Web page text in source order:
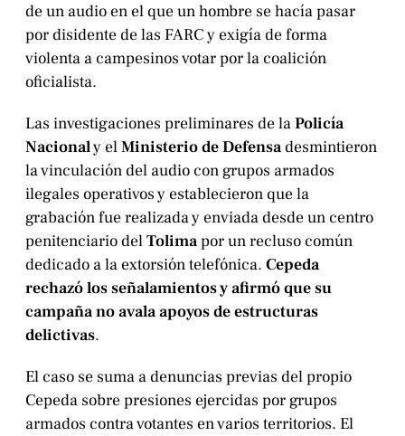
de un audio en el que un hombre se hacía pasar
por disidente de las FARC y exigía de forma
violenta a campesinos votar por la coalición
oficialista.
Las investigaciones preliminares de laPolicía
Nacionaly elMinisterio de Defensadesmintieron
la vinculación del audio con grupos armados
ilegales operativos y establecieron que la
grabación fue realizada y enviada desde un centro
penitenciario delTolimapor un recluso común
dedicado a la extorsión telefónica. Cepeda
rechazó los señalamientos y afirmó que su
campaña no avala apoyos de estructuras
delictivas.
El caso se suma a denuncias previas del propio
Cepeda sobre presiones ejercidas por grupos
armados contra votantes en varios territorios. El